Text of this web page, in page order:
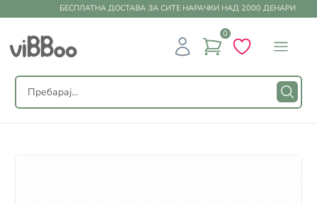
БЕСПЛАТНА ДОСТАВА ЗА СИТЕ НАРАЧКИ НАД 2000 ДЕНАРИ
0